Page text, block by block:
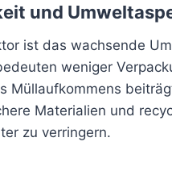
und
ist das wachsende
weniger
Müllaufkommens
Materialien und
zu verringern.